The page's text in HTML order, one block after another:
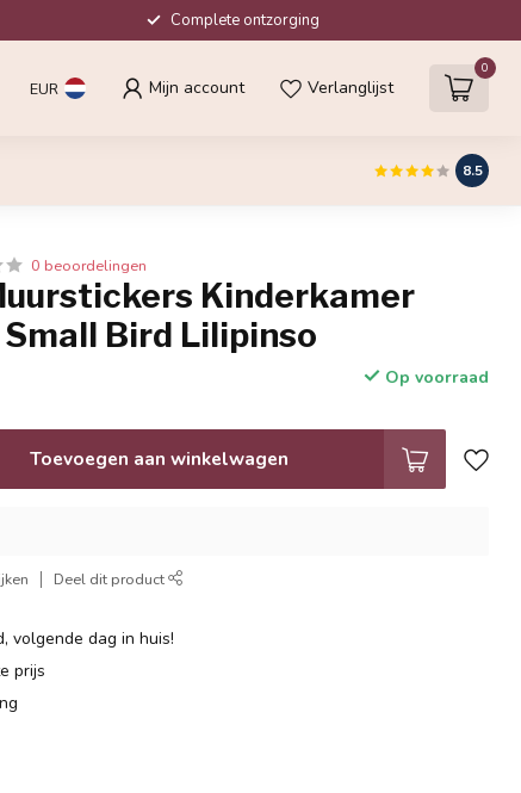
Complete ontzorging
EUR Mijn account Verlanglijst
0
8.5
0 beoordelingen
Kinderkamer
Bird Lilipinso
Op voorraad
Toevoegen aan winkelwagen
Deel dit product
volgende dag in huis!
prijs